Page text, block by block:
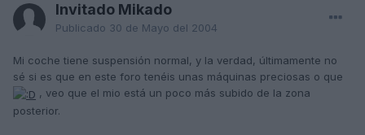
Invitado Mikado
Publicado 30 de Mayo del 2004
Mi coche tiene suspensión normal, y la verdad, últimamente no
sé si es que en este foro tenéis unas máquinas preciosas o que
, veo que el mio está un poco más subido de la zona
posterior.